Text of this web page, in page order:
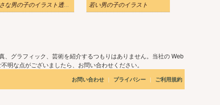
小さな男の子のイラスト透明6 若い男の子のイラスト
グラフィック、芸術を紹介するつもりはありません。当社の Web
な点がございましたら、お問い合わせください。
お問い合わせ | プライバシー | ご利用規約